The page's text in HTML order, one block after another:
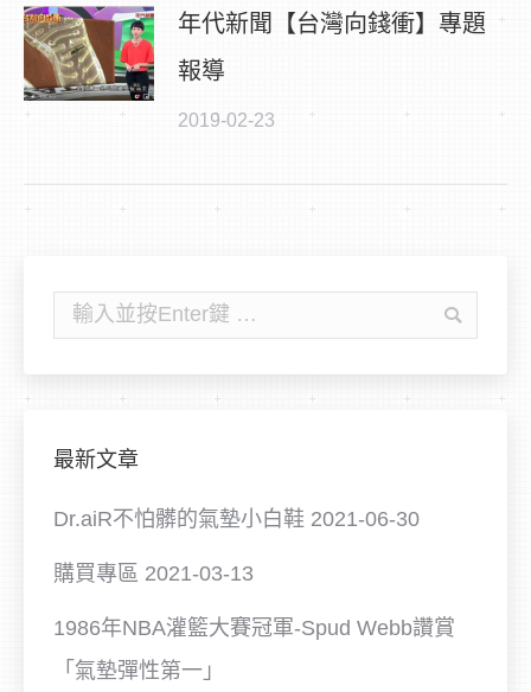
年代新聞【台灣向錢衝】專題
報導
2019-02-23
最新文章
Dr.aiR不怕髒的氣墊小白鞋 2021-06-30
購買專區 2021-03-13
1986年NBA灌籃大賽冠軍-Spud Webb讚賞
「氣墊彈性第一」